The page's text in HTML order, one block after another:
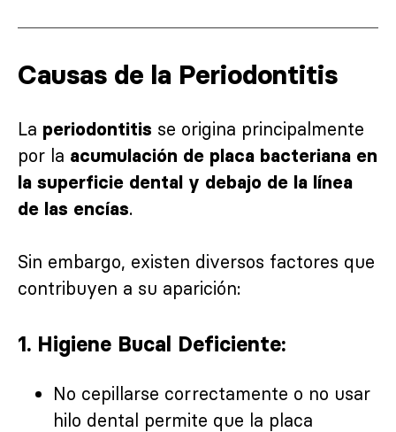
Causas de la Periodontitis
La periodontitis se origina principalmente
por la acumulación de placa bacteriana en
la superficie dental y debajo de la línea
de las encías.
Sin embargo, existen diversos factores que
contribuyen a su aparición:
1. Higiene Bucal Deficiente:
No cepillarse correctamente o no usar
hilo dental permite que la placa